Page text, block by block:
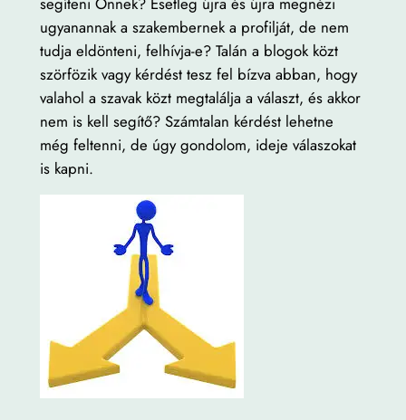
ugyanannak a szakembernek a profilját, de nem
tudja eldönteni, felhívja-e? Talán a blogok közt
szörfözik vagy kérdést tesz fel bízva abban, hogy
valahol a szavak közt megtalálja a választ, és akkor
nem is kell segítő? Számtalan kérdést lehetne
még feltenni, de úgy gondolom, ideje válaszokat
is kapni.